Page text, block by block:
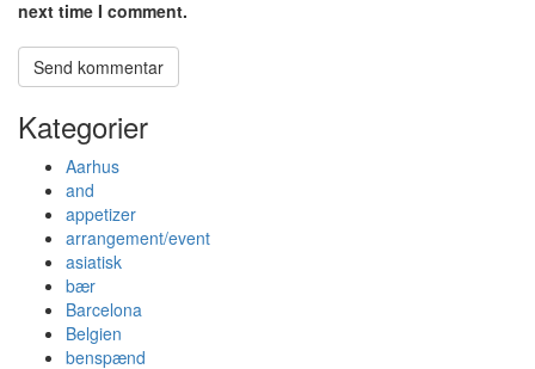
next time I comment.
Kategorier
Aarhus
and
appetizer
arrangement/event
asiatisk
bær
Barcelona
Belgien
benspænd